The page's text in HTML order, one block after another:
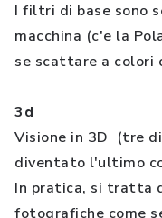
I filtri di base sono
macchina (c'e la
se scattare a colori
3d
Visione in 3D (tre
diventato l'ultimo
In pratica, si tratta
fotografiche come